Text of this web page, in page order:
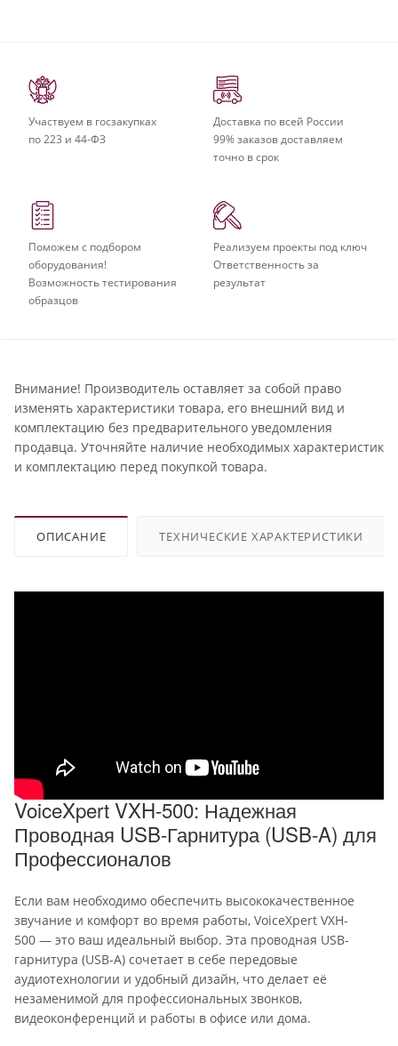
Участвуем в госзакупках
по 223 и 44-ФЗ
Доставка по всей России
99% заказов доставляем
точно в срок
Поможем с подбором
оборудования!
Возможность тестирования
образцов
Реализуем проекты под ключ
Ответственность за
результат
Внимание! Производитель оставляет за собой право
изменять характеристики товара, его внешний вид и
комплектацию без предварительного уведомления
продавца. Уточняйте наличие необходимых характеристик
и комплектацию перед покупкой товара.
ОПИСАНИЕ ТЕХНИЧЕСКИЕ ХАРАКТЕРИСТИКИ
VoiceXpert VXH-500: Надежная
Проводная USB-Гарнитура (USB-A) для
Профессионалов
Если вам необходимо обеспечить высококачественное
звучание и комфорт во время работы, VoiceXpert VXH-
500 — это ваш идеальный выбор. Эта проводная USB-
гарнитура (USB-A) сочетает в себе передовые
аудиотехнологии и удобный дизайн, что делает её
незаменимой для профессиональных звонков,
видеоконференций и работы в офисе или дома.